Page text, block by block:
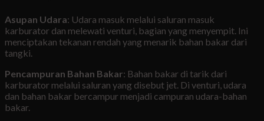
Asupan Udara: Udara masuk melalui saluran masuk
karburator dan melewati venturi, bagian yang menyempit. Ini
menciptakan tekanan rendah yang menarik bahan bakar dari
tangki.
Pencampuran Bahan Bakar: Bahan bakar di tarik dari
karburator melalui saluran yang disebut jet. Di venturi, udara
dan bahan bakar bercampur menjadi campuran udara-bahan
bakar.